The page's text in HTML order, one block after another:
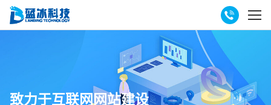
致力于互联网网站建设